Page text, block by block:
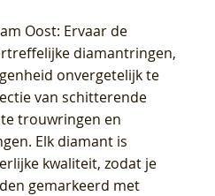
Oost: Ervaar de
diamantringen,
onvergetelijk te
van schitterende
trouwringen en
Elk diamant is
kwaliteit, zodat je
gemarkeerd met